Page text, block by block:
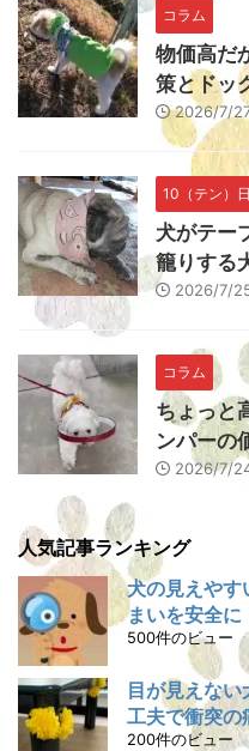
コラム
物価高だ
策とドッ
2026/7/
10（テン）
犬がテー
籠りする
2026/7/
コラム
ちょっと
ンパーの
2026/7/
人気記事ランキング
犬の見えやす
まいを安全に
500件のビュー
目が見えな
工夫で衝突の
200件のビュー